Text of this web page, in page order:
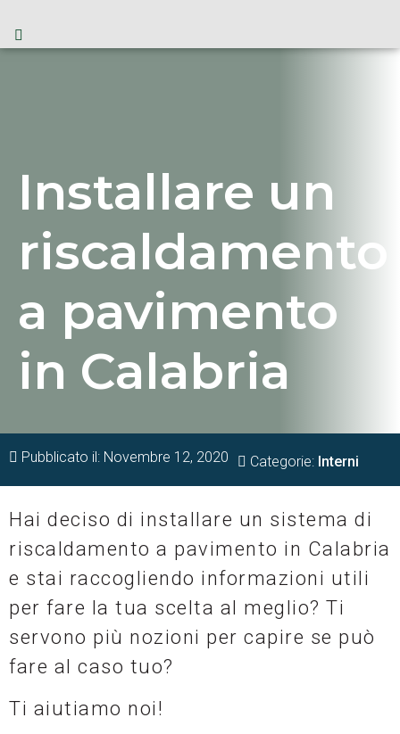
Installare un
riscaldamento
a pavimento
in Calabria
Pubblicato il: Novembre 12, 2020 Categorie: Interni
Hai deciso di installare un sistema di
riscaldamento a pavimento in Calabria
e stai raccogliendo informazioni utili
per fare la tua scelta al meglio? Ti
servono più nozioni per capire se può
fare al caso tuo?
Ti aiutiamo noi!